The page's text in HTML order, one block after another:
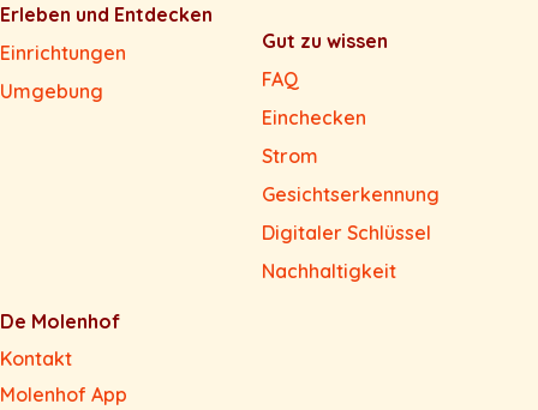
Erleben und Entdecken
Einrichtungen
Umgebung
Gut zu wissen
FAQ
Einchecken
Strom
Gesichtserkennung
Digitaler Schlüssel
Nachhaltigkeit
De Molenhof
Kontakt
Molenhof App